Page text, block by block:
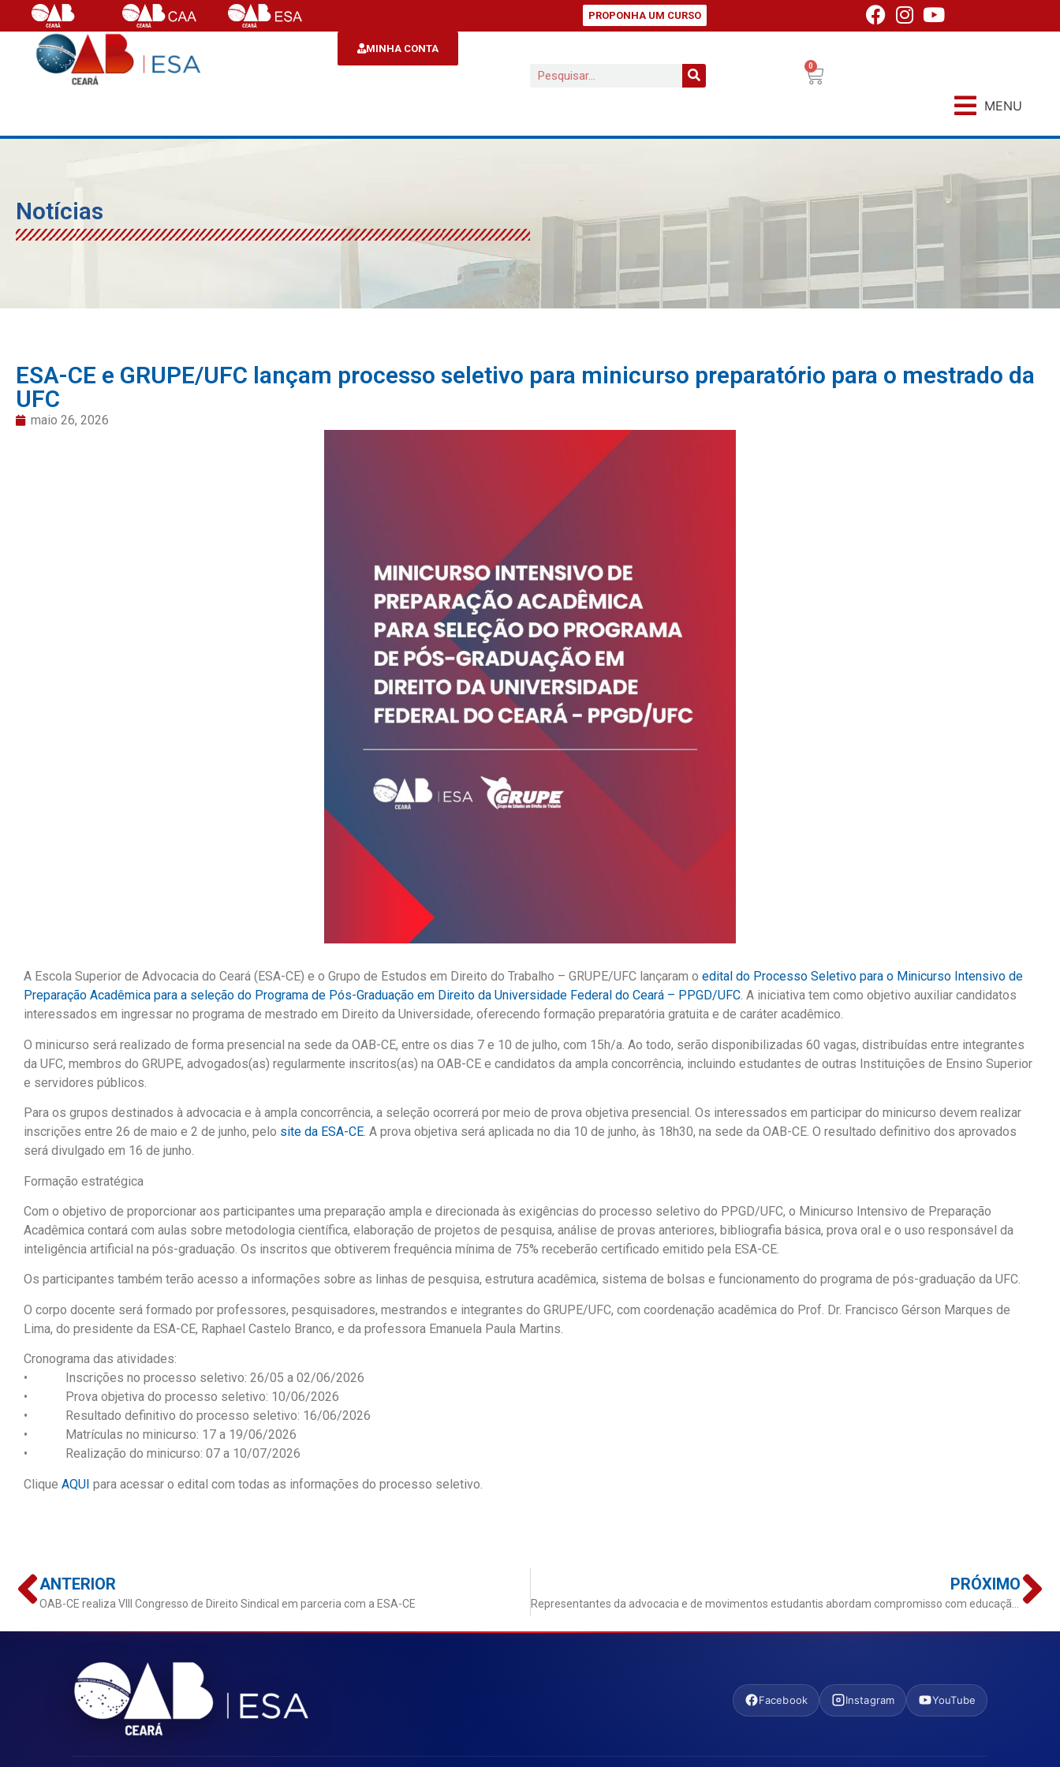
PROPONHA UM CURSO
MINHA CONTA
0
MENU
Notícias
ESA-CE e GRUPE/UFC lançam processo seletivo para minicurso preparatório para o mestrado da
UFC
maio 26, 2026
A Escola Superior de Advocacia do Ceará (ESA-CE) e o Grupo de Estudos em Direito do Trabalho – GRUPE/UFC lançaram o edital do Processo Seletivo para o Minicurso Intensivo de
Preparação Acadêmica para a seleção do Programa de Pós-Graduação em Direito da Universidade Federal do Ceará – PPGD/UFC. A iniciativa tem como objetivo auxiliar candidatos
interessados em ingressar no programa de mestrado em Direito da Universidade, oferecendo formação preparatória gratuita e de caráter acadêmico.
O minicurso será realizado de forma presencial na sede da OAB-CE, entre os dias 7 e 10 de julho, com 15h/a. Ao todo, serão disponibilizadas 60 vagas, distribuídas entre integrantes
da UFC, membros do GRUPE, advogados(as) regularmente inscritos(as) na OAB-CE e candidatos da ampla concorrência, incluindo estudantes de outras Instituições de Ensino Superior
e servidores públicos.
Para os grupos destinados à advocacia e à ampla concorrência, a seleção ocorrerá por meio de prova objetiva presencial. Os interessados em participar do minicurso devem realizar
inscrições entre 26 de maio e 2 de junho, pelo site da ESA-CE. A prova objetiva será aplicada no dia 10 de junho, às 18h30, na sede da OAB-CE. O resultado definitivo dos aprovados
será divulgado em 16 de junho.
Formação estratégica
Com o objetivo de proporcionar aos participantes uma preparação ampla e direcionada às exigências do processo seletivo do PPGD/UFC, o Minicurso Intensivo de Preparação
Acadêmica contará com aulas sobre metodologia científica, elaboração de projetos de pesquisa, análise de provas anteriores, bibliografia básica, prova oral e o uso responsável da
inteligência artificial na pós-graduação. Os inscritos que obtiverem frequência mínima de 75% receberão certificado emitido pela ESA-CE.
Os participantes também terão acesso a informações sobre as linhas de pesquisa, estrutura acadêmica, sistema de bolsas e funcionamento do programa de pós-graduação da UFC.
O corpo docente será formado por professores, pesquisadores, mestrandos e integrantes do GRUPE/UFC, com coordenação acadêmica do Prof. Dr. Francisco Gérson Marques de
Lima, do presidente da ESA-CE, Raphael Castelo Branco, e da professora Emanuela Paula Martins.
Cronograma das atividades:
• Inscrições no processo seletivo: 26/05 a 02/06/2026
• Prova objetiva do processo seletivo: 10/06/2026
• Resultado definitivo do processo seletivo: 16/06/2026
• Matrículas no minicurso: 17 a 19/06/2026
• Realização do minicurso: 07 a 10/07/2026
Clique AQUI para acessar o edital com todas as informações do processo seletivo.
ANTERIOR
OAB-CE realiza VIII Congresso de Direito Sindical em parceria com a ESA-CE
PRÓXIMO
Facebook Instagram YouTube